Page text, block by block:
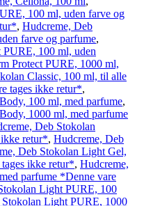
100 ml, uden farve og
, Hudcreme, Deb
farve og parfume,
PURE, 100 ml, uden
Protect PURE, 1000 ml,
Classic, 100 ml, til alle
tages ikke retur*,
100 ml, med parfume,
1000 ml, med parfume
Deb Stokolan
retur*, Hudcreme, Deb
Deb Stokolan Light Gel,
ikke retur*, Hudcreme,
parfume *Denne vare
Light PURE, 100
Light PURE, 1000